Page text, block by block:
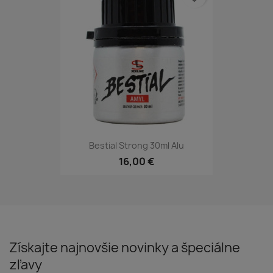
Bestial Strong 30ml Alu
16,00 €
Získajte najnovšie novinky a špeciálne
zľavy